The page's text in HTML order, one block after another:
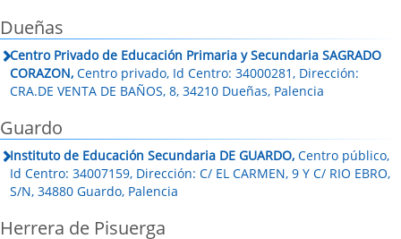
Dueñas
Centro Privado de Educación Primaria y Secundaria SAGRADO
CORAZON, Centro privado, Id Centro: 34000281, Dirección:
CRA.DE VENTA DE BAÑOS, 8, 34210 Dueñas, Palencia
Guardo
Instituto de Educación Secundaria DE GUARDO, Centro público,
Id Centro: 34007159, Dirección: C/ EL CARMEN, 9 Y C/ RIO EBRO,
S/N, 34880 Guardo, Palencia
Herrera de Pisuerga